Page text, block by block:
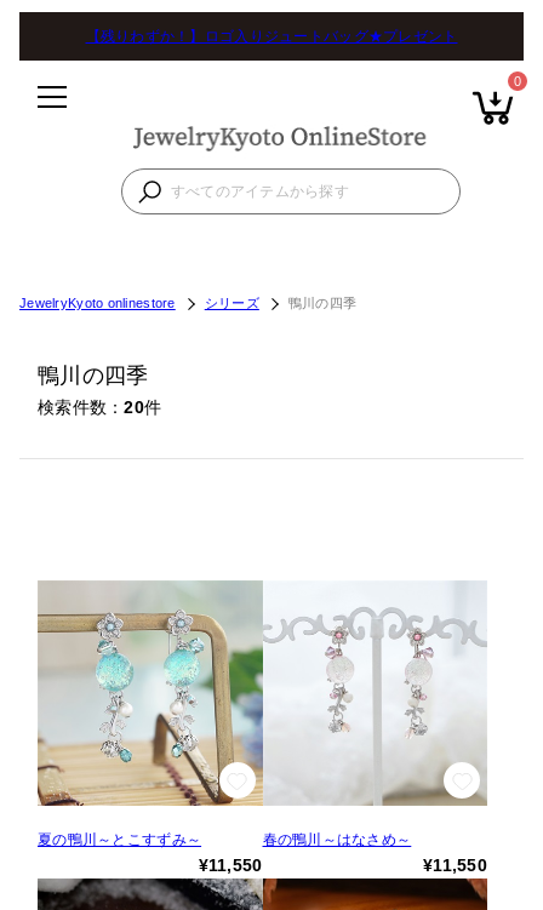
【残りわずか！】ロゴ入りジュートバッグ★プレゼント
0
JewelryKyoto onlinestore シリーズ 鴨川の四季
鴨川の四季
検索件数 20件
夏の鴨川～とこすずみ～
¥11,550
春の鴨川～はなさめ～
¥11,550